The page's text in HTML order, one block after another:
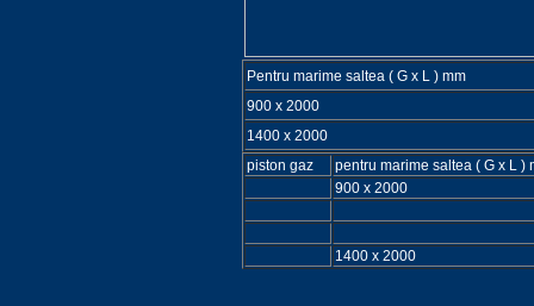
Pentru marime saltea ( G x L ) mm
900 x 2000
1400 x 2000
piston gaz
pentru marime saltea ( G x L )
900 x 2000
1400 x 2000